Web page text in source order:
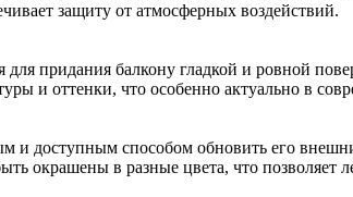
защиту от атмосферных воздействий.
для придания балкону гладкой и ровной
и оттенки, что особенно актуально в
и доступным способом обновить его
окрашены в разные цвета, что позволяет